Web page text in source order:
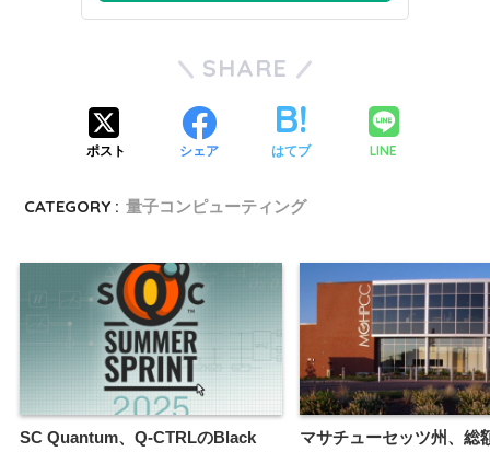
SHARE
ポスト シェア はてブ LINE
CATEGORY : 量子コンピューティング
SC Quantum、Q-CTRLのBlack
マサチューセッツ州、総